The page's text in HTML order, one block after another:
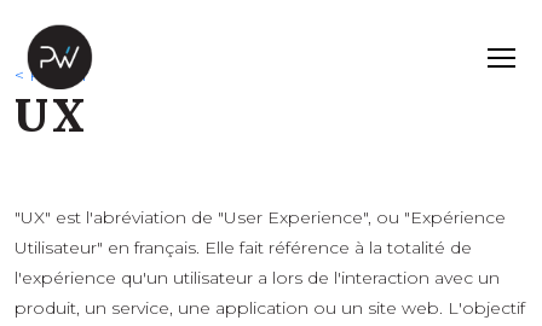
< Retour
UX
"UX" est l'abréviation de "User Experience", ou "Expérience
Utilisateur" en français. Elle fait référence à la totalité de
l'expérience qu'un utilisateur a lors de l'interaction avec un
produit, un service, une application ou un site web. L'objectif